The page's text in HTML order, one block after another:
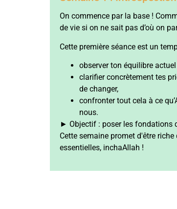
On commence par la base !
de vie si on ne sait pas d’où on
Cette première séance est un
observer ton équilibre
clarifier concrètement tes
de changer,
confronter tout cela à ce
nous.
► Objectif : poser les fondations
Cette semaine promet d'être
essentielles, inchaAllah !